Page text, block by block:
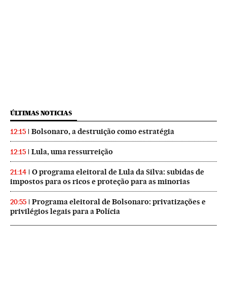
ÚLTIMAS NOTICIAS
12:15 Bolsonaro, a destruição como estratégia
12:15 Lula, uma ressurreição
21:14
O programa eleitoral de Lula da Silva: subidas de
impostos para os ricos e proteção para as minorias
20:55
Programa eleitoral de Bolsonaro: privatizações e
privilégios legais para a Polícia